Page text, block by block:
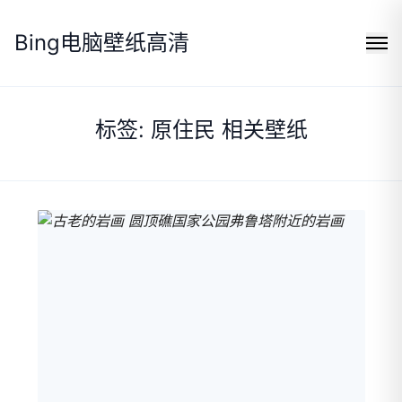
Bing电脑壁纸高清
Search
标签: 原住民 相关壁纸